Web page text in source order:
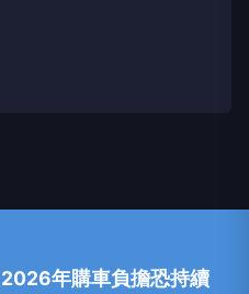
年購車負擔恐持續